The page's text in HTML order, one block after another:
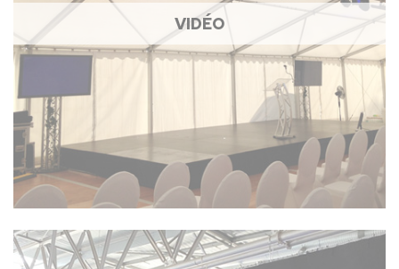
VIDÉO